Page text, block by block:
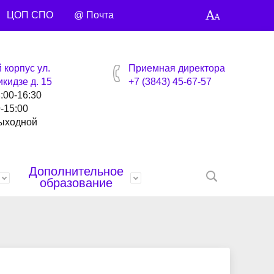
ЦОП СПО @ Почта
ул.
д. 15
16:30
15:00
Приемная директора
+7 (3843) 45-67-57
Дополнительное
образование